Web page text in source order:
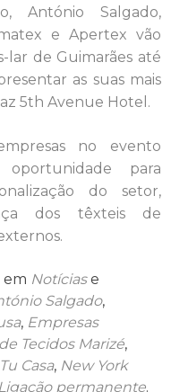
António Salgado,
e Apertex vão
lar de Guimarães até
as suas mais
5th Avenue Hotel.
no evento
para
do setor,
dos têxteis de
em Notíciase
Salgado,
, Empresas
Tecidos Marizé,
Casa, New York
Ligação permanente.